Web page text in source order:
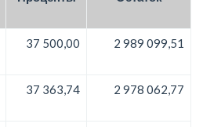
37 500,00 2 989 099,51
37 363,74 2 978 062,77